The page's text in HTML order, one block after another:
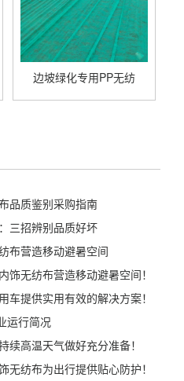
边坡绿化专用PP无纺
品质鉴别采购指南
三招辨别品质好坏
布营造移动避暑空间
饰无纺布营造移动避暑空间！
提供实用有效的解决方案！
运行简况
续高温天气做好充分准备！
纺布为出行提供贴心防护！